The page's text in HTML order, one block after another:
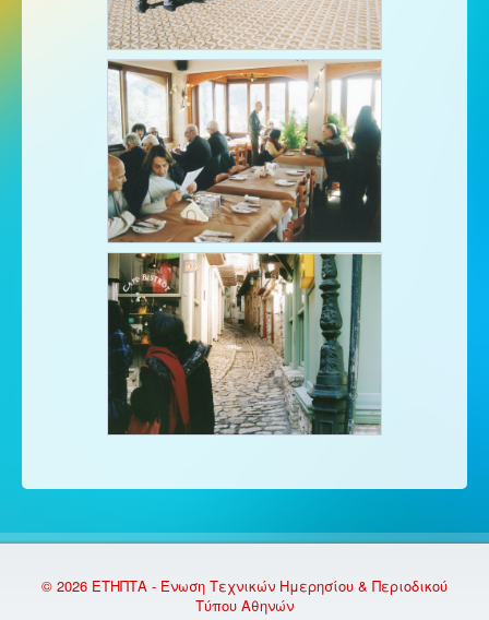
© 2026 ΕΤΗΠΤΑ - Ένωση Τεχνικών Ημερησίου & Περιοδικού
Τύπου Αθηνών